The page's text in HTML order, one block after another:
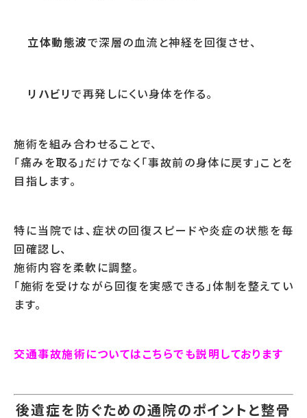
立体動態波で深層の血流と神経を回復させ、
リハビリで再発しにくい身体を作る。
施術を組み合わせることで、
「痛みを取る」だけでなく「事故前の身体に戻す」ことを
目指します。
特に当院では、症状の回復スピードや炎症の状態を毎
回確認し、
施術内容を柔軟に調整。
「施術を受けながら回復を実感できる」体制を整えてい
ます。
交通事故施術についてはこちらでも説明しております
後遺症を防ぐための通院のポイントと整骨